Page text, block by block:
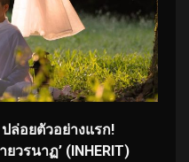
ปล่อยตัวอย่างแรก!
วรนาฏ’ (INHERIT)